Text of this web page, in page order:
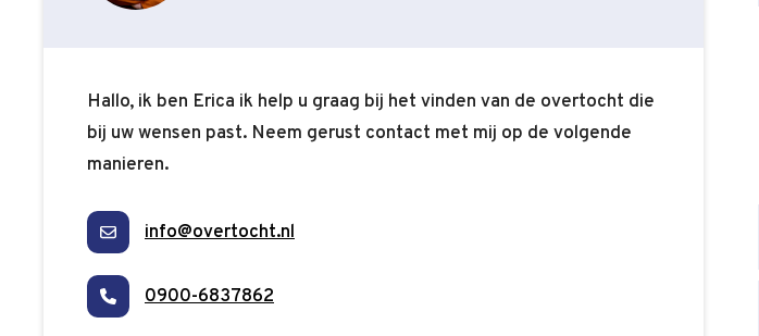
Hallo, ik ben Erica ik help u graag bij het vinden van de overtocht die
bij uw wensen past. Neem gerust contact met mij op de volgende
manieren.
info@overtocht.nl
0900-6837862